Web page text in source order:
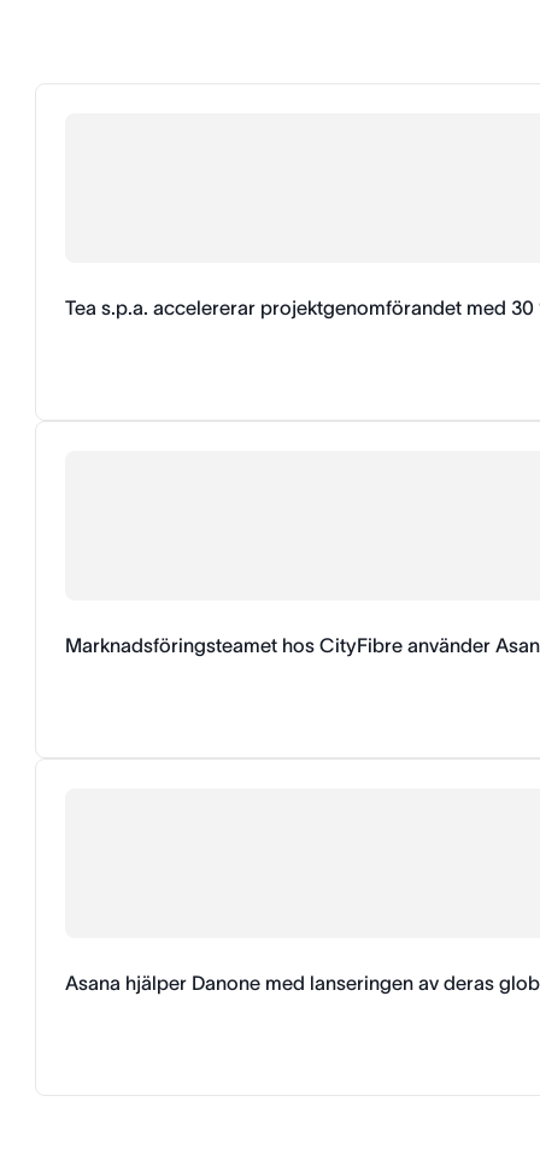
Tea s.p.a. accelererar projektgenomförandet med 30
Marknadsföringsteamet hos CityFibre använder
Asana hjälper Danone med lanseringen av deras